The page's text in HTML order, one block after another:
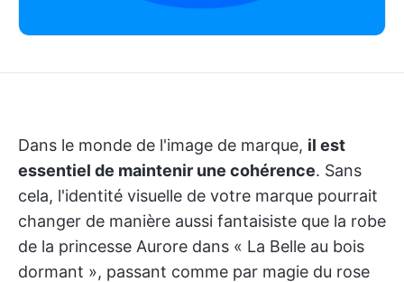
Dans le monde de l'image de marque, il est
essentiel de maintenir une cohérence. Sans
cela, l'identité visuelle de votre marque pourrait
changer de manière aussi fantaisiste que la robe
de la princesse Aurore dans « La Belle au bois
dormant », passant comme par magie du rose